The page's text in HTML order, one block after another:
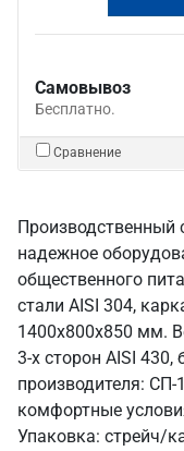
Самовывоз
Бесплатно.
Сравнение
Производственный
надежное
общественного
стали AISI 304,
1400x800x850 мм.
3-х сторон AISI 430,
производителя:
комфортные
Упаковка: стрейч/